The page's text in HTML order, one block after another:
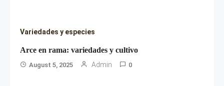
Variedades y especies
Arce en rama: variedades y cultivo
August 5, 2025 Admin 0